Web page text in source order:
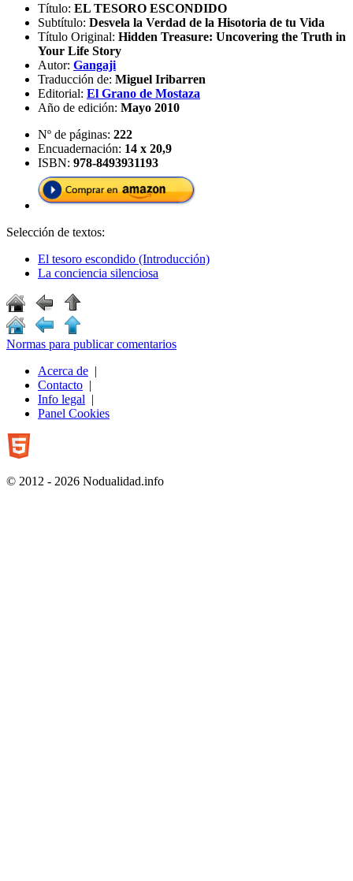
Título: EL TESORO ESCONDIDO
Subtítulo: Desvela la Verdad de la Hisotoria de tu Vida
Título Original: Hidden Treasure: Uncovering the Truth in
Your Life Story
Autor: Gangaji
Traducción de: Miguel Iribarren
Editorial: El Grano de Mostaza
Año de edición: Mayo 2010
Nº de páginas: 222
Encuadernación: 14 x 20,9
ISBN: 978-8493931193
Selección de textos:
El tesoro escondido (Introducción)
La conciencia silenciosa
Normas para publicar comentarios
Acerca de |
Contacto |
Info legal |
Panel Cookies
© 2012 - 2026 Nodualidad.info